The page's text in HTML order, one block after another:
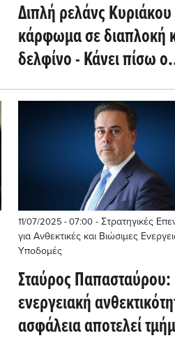
Διπλή ρελάνς
κάρφωμα σε διαπλοκή
δελφίνο - Κάνει πίσω ο
Τσίπρας;
11/07/2025 - 07:00- Στρατηγικές
για Ανθεκτικές και Βιώσιμες
Υποδομές
Σταύρος
ενεργειακή
ασφάλεια αποτελεί